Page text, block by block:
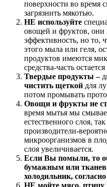
поверхности во время
загрязнить мякотью.
НЕ используйте
овощей и фруктов, они
эффективность, но то,
этого мыла или геля,
продуктов имеются
средства-часть
Твердые продукты –
чистить щеткой для
потом промывать
Овощи и фрукты не
время мытья мы
естественного слоя,
производители-
микроорганизмов в
слоя увеличивается.
Если Вы помыли, то
бумажным или
холодильник,
НЕ мойте мясо, птицу